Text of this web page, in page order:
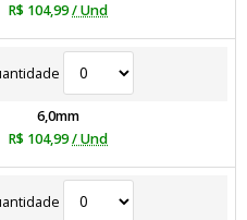
R$ 104,99/ Und
6,0mm
R$ 104,99/ Und